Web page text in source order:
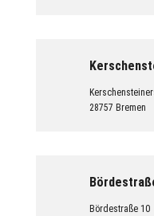
28757 Bremen
Bördestraße 10